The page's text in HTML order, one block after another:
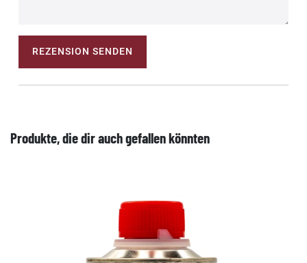
REZENSION SENDEN
Produkte, die dir auch gefallen könnten